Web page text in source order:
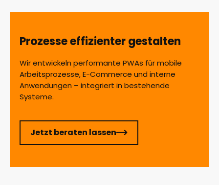
Prozesse effizienter gestalten
Wir entwickeln performante PWAs für mobile
Arbeitsprozesse, E-Commerce und interne
Anwendungen – integriert in bestehende
Systeme.
Jetzt beraten lassen